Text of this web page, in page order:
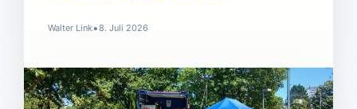
Walter Link•8. Juli 2026